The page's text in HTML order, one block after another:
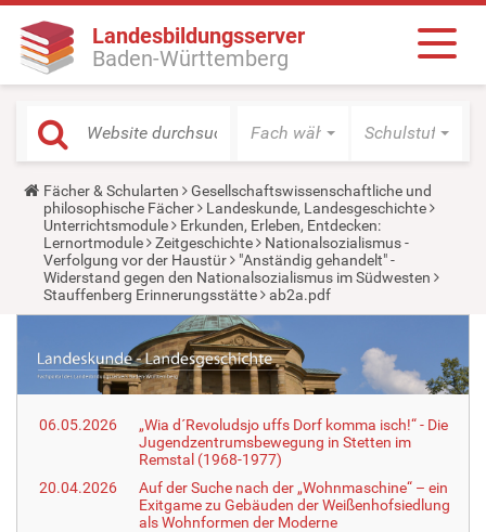
Landesbildungsserver
Baden-Württemberg
Fach wählen Schulstufe
Y
o
u
a
r
e
h
e
:
Fächer & Schularten
Gesellschaftswissenschaftliche und
philosophische Fächer
Landeskunde, Landesgeschichte
Unterrichtsmodule
Erkunden, Erleben, Entdecken:
Lernortmodule
Zeitgeschichte
Nationalsozialismus -
Verfolgung vor der Haustür
"Anständig gehandelt" -
Widerstand gegen den Nationalsozialismus im Südwesten
Stauffenberg Erinnerungsstätte
ab2a.pdf
06.05.2026
„Wia d´Revoludsjo uffs Dorf komma isch!“ - Die
Jugendzentrumsbewegung in Stetten im
Remstal (1968-1977)
20.04.2026
Auf der Suche nach der „Wohnmaschine“ – ein
Exitgame zu Gebäuden der Weißenhofsiedlung
als Wohnformen der Moderne